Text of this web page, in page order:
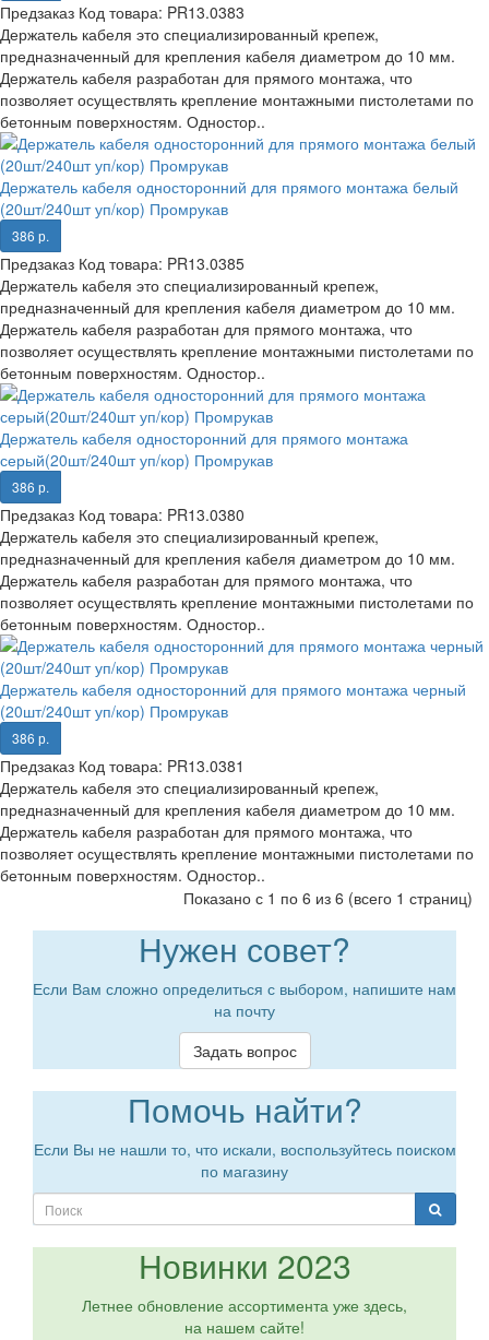
Предзаказ Код товара: PR13.0383
Держатель кабеля это специализированный крепеж,
предназначенный для крепления кабеля диаметром до 10 мм.
Держатель кабеля разработан для прямого монтажа, что
позволяет осуществлять крепление монтажными пистолетами по
бетонным поверхностям. Одностор..
Держатель кабеля односторонний для прямого монтажа белый
(20шт/240шт уп/кор) Промрукав
386 р.
Предзаказ Код товара: PR13.0385
Держатель кабеля это специализированный крепеж,
предназначенный для крепления кабеля диаметром до 10 мм.
Держатель кабеля разработан для прямого монтажа, что
позволяет осуществлять крепление монтажными пистолетами по
бетонным поверхностям. Одностор..
Держатель кабеля односторонний для прямого монтажа
серый(20шт/240шт уп/кор) Промрукав
386 р.
Предзаказ Код товара: PR13.0380
Держатель кабеля это специализированный крепеж,
предназначенный для крепления кабеля диаметром до 10 мм.
Держатель кабеля разработан для прямого монтажа, что
позволяет осуществлять крепление монтажными пистолетами по
бетонным поверхностям. Одностор..
Держатель кабеля односторонний для прямого монтажа черный
(20шт/240шт уп/кор) Промрукав
386 р.
Предзаказ Код товара: PR13.0381
Держатель кабеля это специализированный крепеж,
предназначенный для крепления кабеля диаметром до 10 мм.
Держатель кабеля разработан для прямого монтажа, что
позволяет осуществлять крепление монтажными пистолетами по
бетонным поверхностям. Одностор..
Показано с 1 по 6 из 6 (всего 1 страниц)
Нужен совет?
Если Вам сложно определиться с выбором, напишите нам
на почту
Задать вопрос
Помочь найти?
Если Вы не нашли то, что искали, воспользуйтесь поиском
по магазину
Новинки 2023
Летнее обновление ассортимента уже здесь,
на нашем сайте!